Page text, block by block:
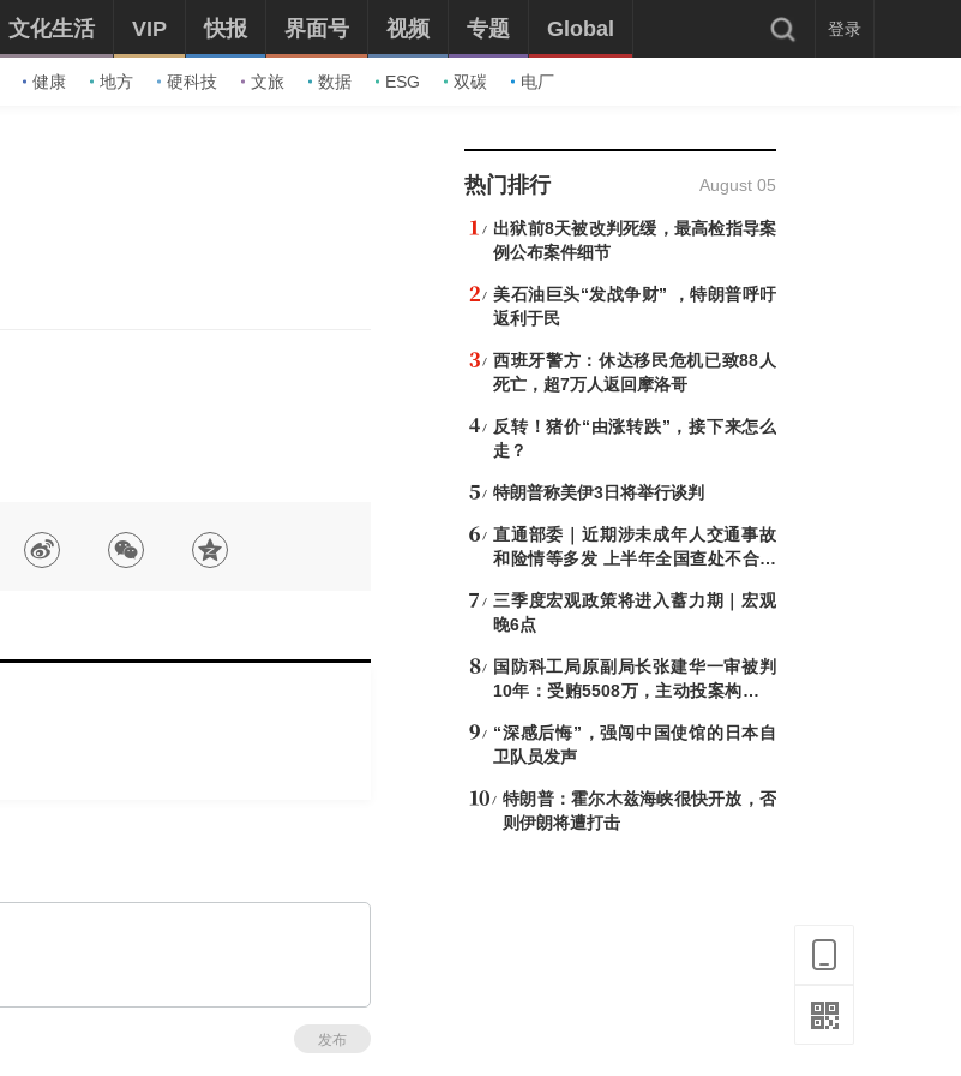
健康 地方 硬科技 文旅 数据 ESG 双碳 电厂
文化生活 VIP 快报 界面号 视频 专题 Global 登录
发布
热门排行 August 05
出狱前8天被改判死缓，最高检指导案
例公布案件细节
美石油巨头“发战争财” ，特朗普呼吁
返利于民
西班牙警方：休达移民危机已致88人
死亡，超7万人返回摩洛哥
反转！猪价“由涨转跌”，接下来怎么
走？
特朗普称美伊3日将举行谈判
直通部委｜近期涉未成年人交通事故
和险情等多发 上半年全国查处不合格
三季度宏观政策将进入蓄力期｜宏观
晚6点
国防科工局原副局长张建华一审被判
10年：受贿5508万，主动投案构成自
“深感后悔”，强闯中国使馆的日本自
卫队员发声
特朗普：霍尔木兹海峡很快开放，否
则伊朗将遭打击